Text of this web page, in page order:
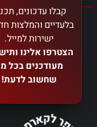
קבלו עדכונים,
בלעדיים והמלצות
ישירות למייל.
הצטרפו אלינו
מעודכנים בכל
שחשוב לדעת!